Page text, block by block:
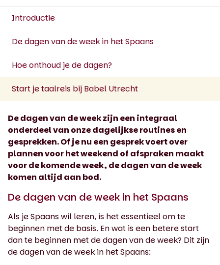
Introductie
De dagen van de week in het Spaans
Hoe onthoud je de dagen?
Start je taalreis bij Babel Utrecht
De dagen van de week zijn een integraal
onderdeel van onze dagelijkse routines en
gesprekken. Of je nu een gesprek voert over
plannen voor het weekend of afspraken maakt
voor de komende week, de dagen van de week
komen altijd aan bod.
De dagen van de week in het Spaans
Als je Spaans wil leren, is het essentieel om te
beginnen met de basis. En wat is een betere start
dan te beginnen met de dagen van de week? Dit zijn
de dagen van de week in het Spaans: